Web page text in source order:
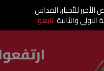
للأخبار، القداس
الاولى والثانية تابعوا